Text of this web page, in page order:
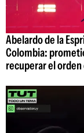
Abelardo de la
Colombia:
recuperar el orden